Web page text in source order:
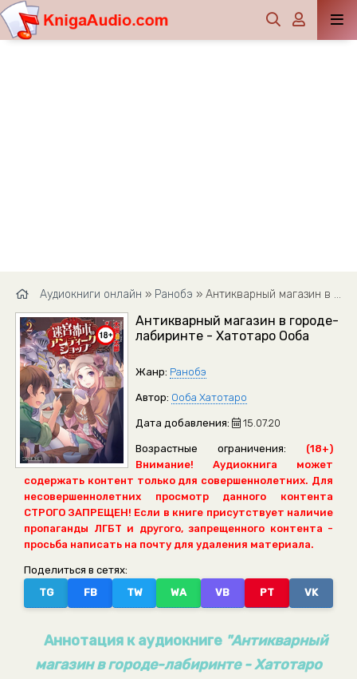
Аудиокниги онлайн » Ранобэ » Антикварный магазин в городе-лабиринте - Хатотаро Ооба
Антикварный магазин в городе-
лабиринте - Хатотаро Ооба
Жанр: Ранобэ
Автор: Ооба Хатотаро
Дата добавления: 15.07.20
Возрастные ограничения:
(18+)
Внимание! Аудиокнига может
содержать контент только для совершеннолетних. Для
несовершеннолетних просмотр данного контента
СТРОГО ЗАПРЕЩЕН! Если в книге присутствует наличие
пропаганды ЛГБТ и другого, запрещенного контента -
просьба написать на почту для удаления материала.
Поделиться в сетях:
TG
FB TW WA VB PT VK
Аннотация к аудиокниге "Антикварный
магазин в городе-лабиринте - Хатотаро